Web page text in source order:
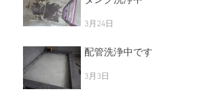
3月24日
配管洗浄中です
3月3日